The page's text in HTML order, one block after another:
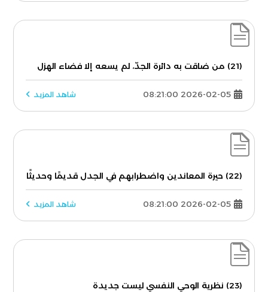
(21) من ضاقت به دائرة الجدّ، لم يسعه إلا فضاء الهزل
2026-02-05 08:21:00 شاهد المزيد
(22) حيرة المعاندين واضطرابهم في الجدل قديمًا وحديثًا
2026-02-05 08:21:00 شاهد المزيد
(23) نظرية الوحي النفسي ليست جديدة